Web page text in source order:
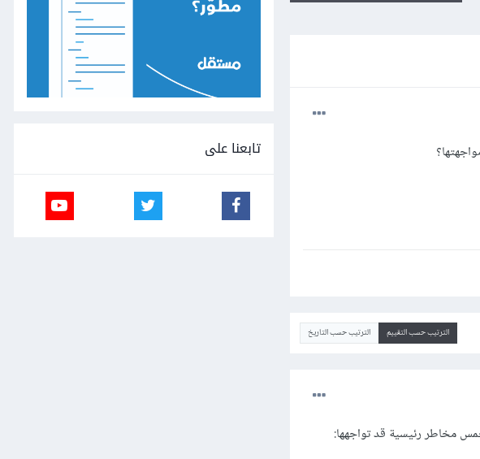
الترتيب حسب التقييم الترتيب حسب التاريخ
خمس مخاطر رئيسية قد تواجهها:
تابعنا على